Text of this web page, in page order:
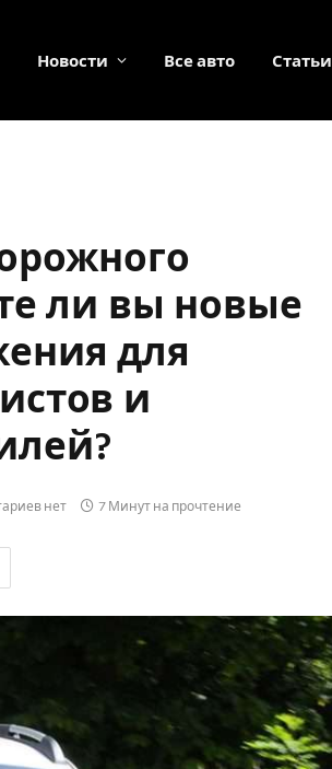
Новости Все авто Статьи
ли вы новые
для
и
нет 7 Минут на прочтение